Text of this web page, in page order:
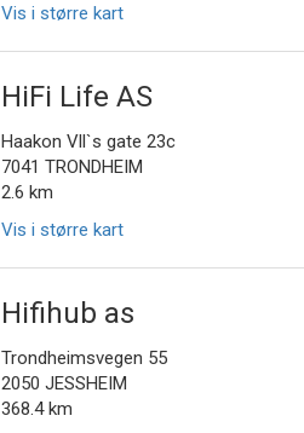
Vis i større kart
HiFi Life AS
Haakon Vll`s gate 23c
7041 TRONDHEIM
2.6 km
Vis i større kart
Hifihub as
Trondheimsvegen 55
2050 JESSHEIM
368.4 km